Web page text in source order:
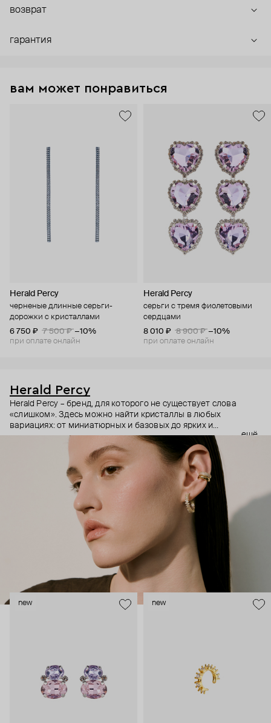
возврат
гарантия
вам может понравиться
Herald Percy
черненые длинные серьги-
дорожки с кристаллами
6 750 ₽
7 500 ₽ −10%
при оплате онлайн
Herald Percy
серьги с тремя фиолетовыми
сердцами
8 010 ₽
8 900 ₽ −10%
при оплате онлайн
Herald Percy
Herald Percy – бренд, для которого не существует слова
«слишком». Здесь можно найти кристаллы в любых
вариациях: от миниатюрных и базовых до ярких и
массивных, которые сразу становятся главным элементом
образа. Героиня бренда – девушка из мегаполиса, которой
нужно как минимум 25 часов в сутках, чтобы все успеть, и
внушительный арсенал украшений, чтобы, поменяв серьги,
поехать на вечеринку сразу из офиса.
ещё
new new